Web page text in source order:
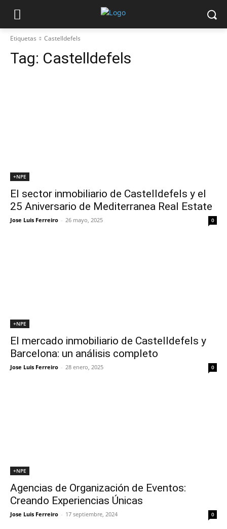
Etiquetas Castelldefels
Tag: Castelldefels
+NPE
El sector inmobiliario de Castelldefels y el
25 Aniversario de Mediterranea Real Estate
Jose Luis Ferreiro - 26 mayo, 2025 0
+NPE
El mercado inmobiliario de Castelldefels y
Barcelona: un análisis completo
Jose Luis Ferreiro - 28 enero, 2025 0
+NPE
Agencias de Organización de Eventos:
Creando Experiencias Únicas
Jose Luis Ferreiro - 17 septiembre, 2024 0